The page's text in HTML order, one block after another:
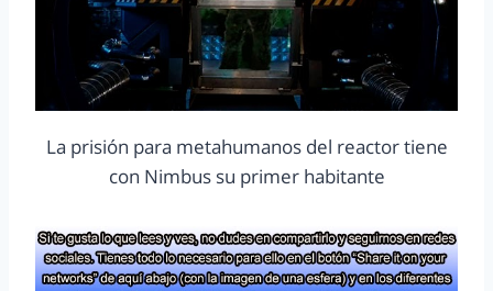
La prisión para metahumanos del reactor tiene
con Nimbus su primer habitante